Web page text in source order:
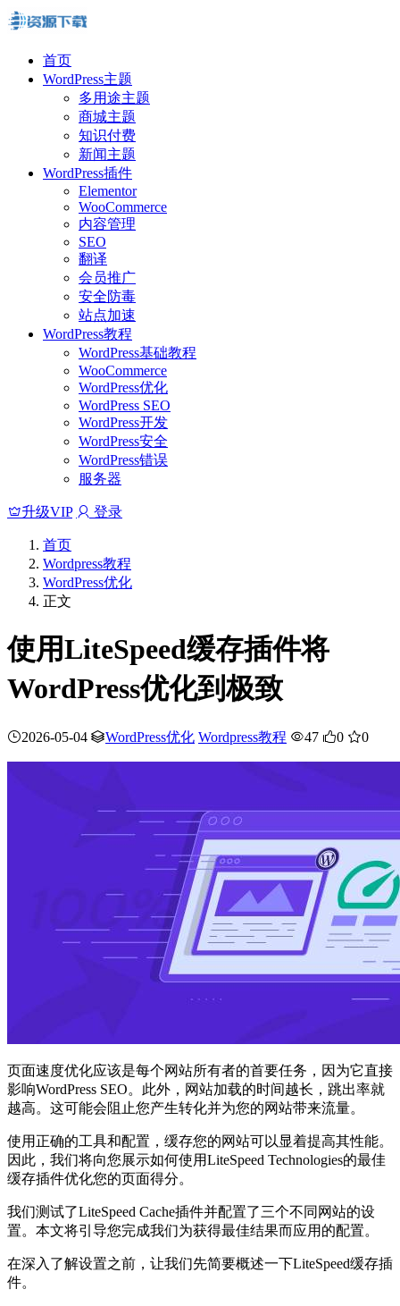
首页
WordPress主题
多用途主题
商城主题
知识付费
新闻主题
WordPress插件
Elementor
WooCommerce
内容管理
SEO
翻译
会员推广
安全防毒
站点加速
WordPress教程
WordPress基础教程
WooCommerce
WordPress优化
WordPress SEO
WordPress开发
WordPress安全
WordPress错误
服务器
升级VIP 登录
首页
Wordpress教程
WordPress优化
正文
使用LiteSpeed缓存插件将
WordPress优化到极致
2026-05-04 WordPress优化 Wordpress教程 47 0 0
页面速度优化应该是每个网站所有者的首要任务，因为它直接
影响WordPress SEO。此外，网站加载的时间越长，跳出率就
越高。这可能会阻止您产生转化并为您的网站带来流量。
使用正确的工具和配置，缓存您的网站可以显着提高其性能。
因此，我们将向您展示如何使用LiteSpeed Technologies的最佳
缓存插件优化您的页面得分。
我们测试了LiteSpeed Cache插件并配置了三个不同网站的设
置。本文将引导您完成我们为获得最佳结果而应用的配置。
在深入了解设置之前，让我们先简要概述一下LiteSpeed缓存插
件。